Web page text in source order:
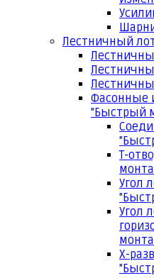
Лестничный
Фасонные
"Быстрый
Т-
Угол
Угол
Х-